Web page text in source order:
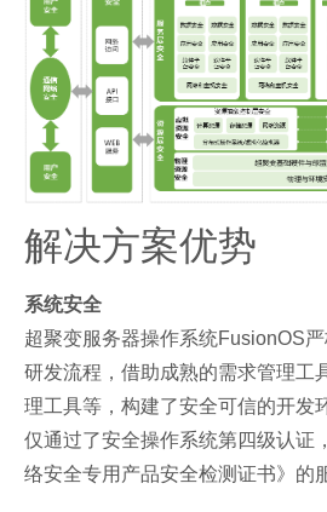
解决方案优势
系统安全
超聚变服务器操作系统FusionOS
研发流程，借助成熟的需求管理工
理工具等，构建了安全可信的开发
仅通过了安全操作系统第四级认证
络安全专用产品安全检测证书》的